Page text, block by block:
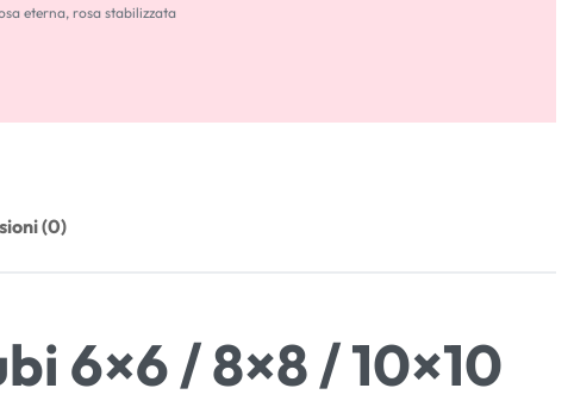
eterna, rosa stabilizzata
(0)
6×6 / 8×8 / 10×10